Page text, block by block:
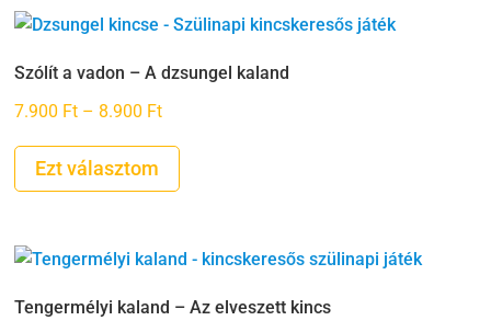
Szólít a vadon – A dzsungel kaland
7.900 Ft – 8.900 FtÁrtartomány:
8.900 Ft
Ezt választom
Tengermélyi kaland – Az elveszett kincs